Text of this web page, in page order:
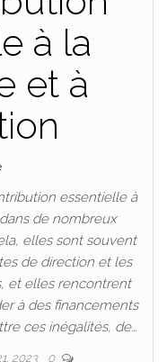
à la
et à
essentielle à
de nombreux
elles sont souvent
de direction et les
et elles rencontrent
à des financements
ces inégalités, de…
2023 0